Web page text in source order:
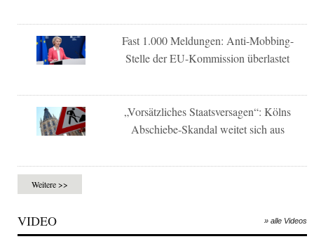
Fast 1.000 Meldungen: Anti-Mobbing-
Stelle der EU-Kommission überlastet
„Vorsätzliches Staatsversagen“: Kölns
Abschiebe-Skandal weitet sich aus
Weitere >>
VIDEO » alle Videos